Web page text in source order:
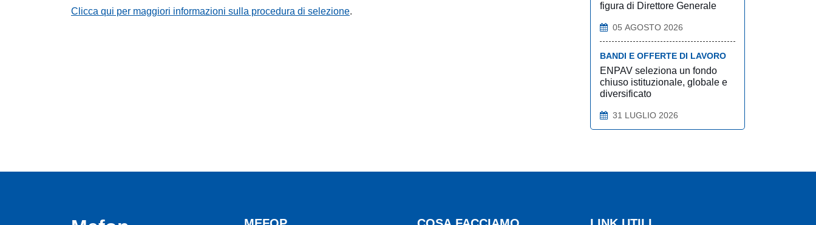
Clicca qui per maggiori informazioni sulla procedura di selezione.
figura di Direttore Generale
05 AGOSTO 2026
BANDI E OFFERTE DI LAVORO
ENPAV seleziona un fondo
chiuso istituzionale, globale e
diversificato
31 LUGLIO 2026